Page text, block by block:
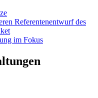
Referentenentwurf des
im Fokus